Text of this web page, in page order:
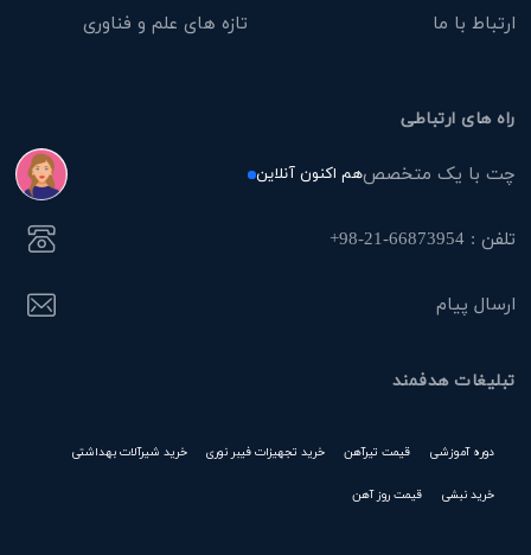
ارتباط با ما
تازه های علم و فناوری
راه های ارتباطی
چت با یک متخصصهم اکنون آنلاین
تلفن : 66873954-21-98+
ارسال پیام
تبلیغات هدفمند
دوره آموزشی قیمت تیرآهن خرید تجهیزات فیبر نوری خرید شیرآلات بهداشتی
خرید نبشی قیمت روز آهن